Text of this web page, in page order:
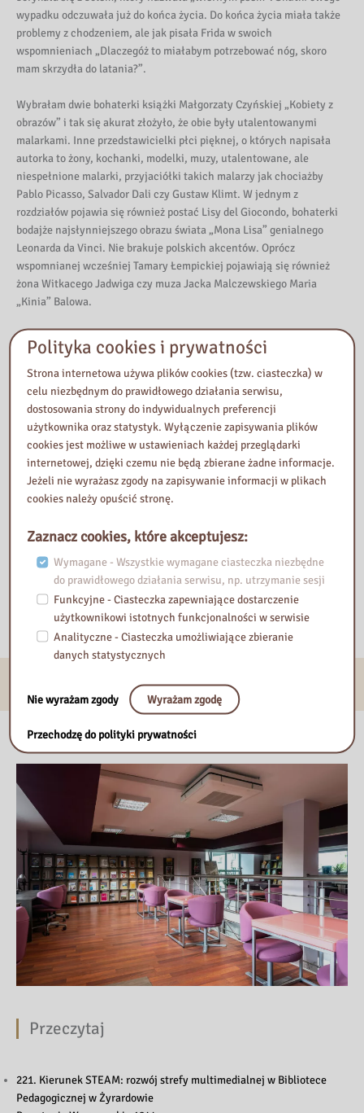
wypadku odczuwała już do końca życia. Do końca życia miała także
problemy z chodzeniem, ale jak pisała Frida w swoich
wspomnieniach „Dlaczegóż to miałabym potrzebować nóg, skoro
mam skrzydła do latania?”.
Wybrałam dwie bohaterki książki Małgorzaty Czyńskiej „Kobiety z
obrazów” i tak się akurat złożyło, że obie były utalentowanymi
malarkami. Inne przedstawicielki płci pięknej, o których napisała
autorka to żony, kochanki, modelki, muzy, utalentowane, ale
niespełnione malarki, przyjaciółki takich malarzy jak chociażby
Pablo Picasso, Salvador Dali czy Gustaw Klimt. W jednym z
rozdziałów pojawia się również postać Lisy del Giocondo, bohaterki
bodajże najsłynniejszego obrazu świata „Mona Lisa” genialnego
Leonarda da Vinci. Nie brakuje polskich akcentów. Oprócz
wspomnianej wcześniej Tamary Łempickiej pojawiają się również
żona Witkacego Jadwiga czy muza Jacka Malczewskiego Maria
„Kinia” Balowa.
Wizerunek uwiecznionych na obrazach i opisanych przez Małgorzatę
Czyńską kobiet na zawsze zostawił ślad w zbiorowej wyobraźni. Nie
zapominajmy także, że wymienione kobiety, chociaż pochodziły z
różnych czasów, warstw społecznych i krajów ,wywarły trwały
wpływ na sztukę. Jednak Małgorzata Czyńska dostrzega w swoich
bohaterkach nie tylko tytułowe „kobiety z obrazów”, ale postaci z
krwi i kości. Autorka dużo miejsca poświęca również na opisy
skomplikowanych życiorysów swoich bohaterek, przez co książka
jest jeszcze bardziej ciekawa.
Wydział Wspomagania Edukacji
Nasza biblioteka
Przeczytaj
221. Kierunek STEAM: rozwój strefy multimedialnej w Bibliotece
Pedagogicznej w Żyrardowie
Polityka cookies i prywatności
Strona internetowa używa plików cookies (tzw. ciasteczka) w
celu niezbędnym do prawidłowego działania serwisu,
dostosowania strony do indywidualnych preferencji
użytkownika oraz statystyk. Wyłączenie zapisywania plików
cookies jest możliwe w ustawieniach każdej przeglądarki
internetowej, dzięki czemu nie będą zbierane żadne informacje.
Jeżeli nie wyrażasz zgody na zapisywanie informacji w plikach
cookies należy opuścić stronę.
Zaznacz cookies, które akceptujesz:
Wymagane - Wszystkie wymagane ciasteczka niezbędne
do prawidłowego działania serwisu, np. utrzymanie sesji
Funkcyjne - Ciasteczka zapewniające dostarczenie
użytkownikowi istotnych funkcjonalności w serwisie
Analityczne - Ciasteczka umożliwiające zbieranie
danych statystycznych
Nie wyrażam zgody Wyrażam zgodę
Przechodzę do polityki prywatności